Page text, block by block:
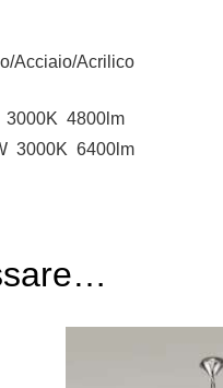
Acciaio/Acrilico
3000K 4800lm
3000K 6400lm